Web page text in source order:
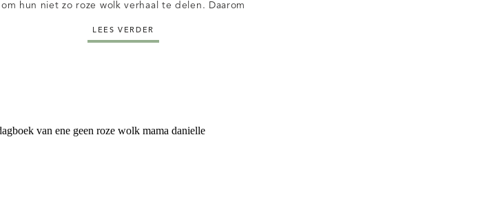
om hun niet zo roze wolk verhaal te delen. Daarom
gestart. Zodat elke mama haar verhaal kan delen, als
LEES VERDER